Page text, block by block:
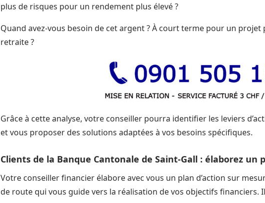
plus de risques pour un rendement plus élevé ?
Quand avez-vous besoin de cet argent ? À court terme pour un
retraite ?
Grâce à cette analyse, votre conseiller pourra identifier les leviers
et vous proposer des solutions adaptées à vos besoins spécifiques.
Clients de la Banque Cantonale de Saint-Gall : élaborez un
Votre conseiller financier élabore avec vous un plan d’action sur
de route qui vous guide vers la réalisation de vos objectifs financiers.